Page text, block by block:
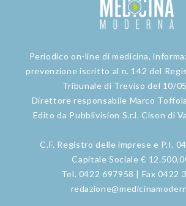
Periodico on-line di medicina,
prevenzione iscritto al n. 142 del
Tribunale di Treviso del 10/
Direttore responsabile Marco
Edito da Pubblivision S.r.l. Cison di
C.F. Registro delle imprese e P.I.
Capitale Sociale €
Tel. 0422 697958 | Fax 0422